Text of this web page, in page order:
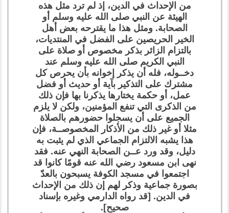
من الإحداث في الدين، إذ لم ترد مثل هذه
الهيئة عن النبي صلى الله عليه وسلم أو
الصحابة. ومثل هذا ما يقترحه بعض أهل
الخير الحريصين على الفضل في المنتديات،
بالتزام الزائر بذكر مخصوص أو صلاة على
النبي الكريم صلى الله عليه وسلم عند
دخــوله، فله أن يذكر إخوانه بأن يحرص كل
مشترك على التذكير بآية أو حديث أو فضل
عمل، أو حكمة يختارها يذكرنا بها فإن ذلك
من الذكرى التي تنفع المؤمنين، ولكن لا يلزم
الجميع على أن يسجلوا حضورهم بالصلاة
مثلا أو غير ذلك من الأذكار المخصوصــة، فإن
هذا يشبه الالتزام الجماعي الذي لم يثبت به
دليل، وقد ورد عــن الصحابة النهي عنه. فقد
نهى ابن مسعود رضي الله عنه قومًا كانوا قد
اجتمعوا في مسجد الكوفة يسبحون بالعدّ
بصورة جماعية وذكر لهم إن ذلك من الإحداث
في الدين. [قد رواه الدارمي وغيره بإسناد
صحيح].